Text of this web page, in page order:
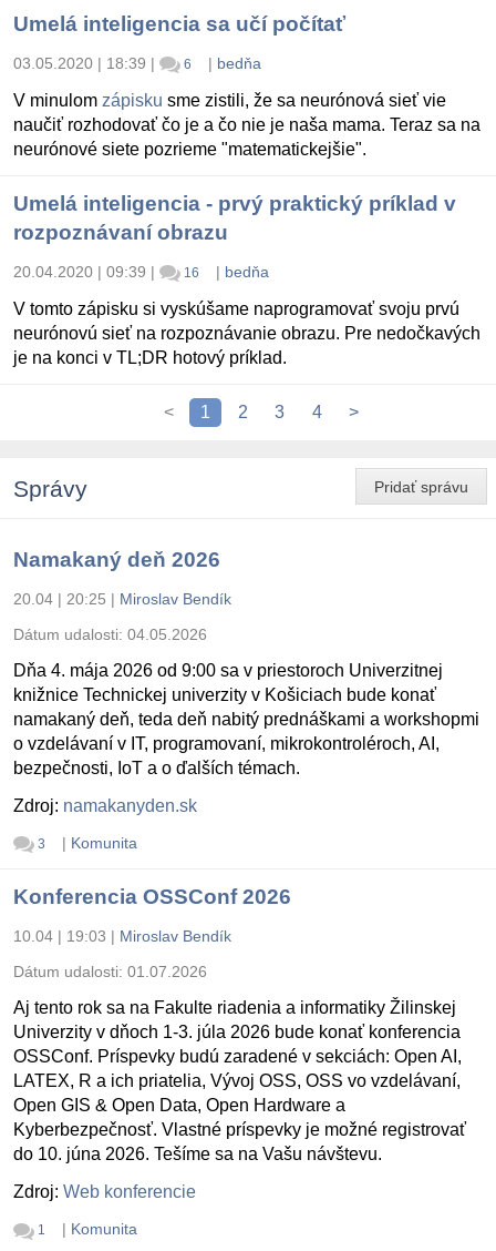
Umelá inteligencia sa učí počítať
03.05.2020 | 18:39 | 6 | bedňa
V minulom zápisku sme zistili, že sa neurónová sieť vie
naučiť rozhodovať čo je a čo nie je naša mama. Teraz sa na
neurónové siete pozrieme "matematickejšie".
Umelá inteligencia - prvý praktický príklad v
rozpoznávaní obrazu
20.04.2020 | 09:39 | 16 | bedňa
V tomto zápisku si vyskúšame naprogramovať svoju prvú
neurónovú sieť na rozpoznávanie obrazu. Pre nedočkavých
je na konci v TL;DR hotový príklad.
< 1 2 3 4 >
Pridať správu
Správy
Namakaný deň 2026
20.04 | 20:25 | Miroslav Bendík
Dátum udalosti: 04.05.2026
Dňa 4. mája 2026 od 9:00 sa v priestoroch Univerzitnej
knižnice Technickej univerzity v Košiciach bude konať
namakaný deň, teda deň nabitý prednáškami a workshopmi
o vzdelávaní v IT, programovaní, mikrokontroléroch, AI,
bezpečnosti, IoT a o ďalších témach.
Zdroj: namakanyden.sk
3 | Komunita
Konferencia OSSConf 2026
10.04 | 19:03 | Miroslav Bendík
Dátum udalosti: 01.07.2026
Aj tento rok sa na Fakulte riadenia a informatiky Žilinskej
Univerzity v dňoch 1-3. júla 2026 bude konať konferencia
OSSConf. Príspevky budú zaradené v sekciách: Open AI,
LATEX, R a ich priatelia, Vývoj OSS, OSS vo vzdelávaní,
Open GIS & Open Data, Open Hardware a
Kyberbezpečnosť. Vlastné príspevky je možné registrovať
do 10. júna 2026. Tešíme sa na Vašu návštevu.
Zdroj: Web konferencie
1 | Komunita